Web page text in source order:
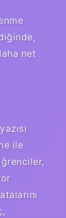
net
ile